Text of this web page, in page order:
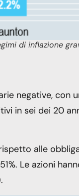
di inflazione
negative, con
in ​​sei dei 20
alle
Le azioni